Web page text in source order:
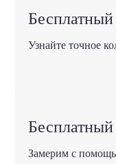
Бесплатный
Узнайте точное
Бесплатный
Замерим с